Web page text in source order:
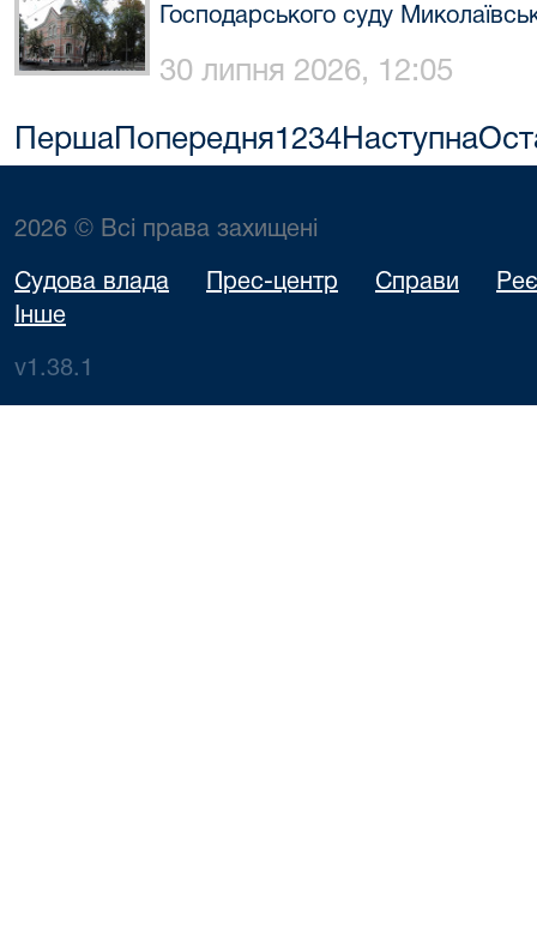
Господарського суду
30 липня 2026, 12:05
Перша Попередня1 234Наступна
2026 © Всі права захищені
Судова влада Прес-центр Справи
Інше
v1.38.1